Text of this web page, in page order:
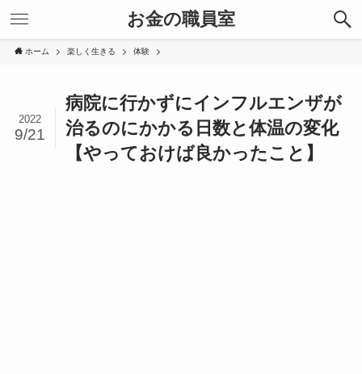
お金の職員室
ホーム 楽しく生きる 体験
病院に行かずにインフルエンザが
治るのにかかる日数と体温の変化
【やっておけば良かったこと】
2022
9/21